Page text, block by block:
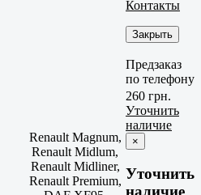
Контакты
Закрыть
Предзаказ
по телефону
Renault Magnum,
Renault Midlum,
Renault Midliner,
Renault Premium,
260 грн.
Уточнить
наличие
×
Уточнить
наличие